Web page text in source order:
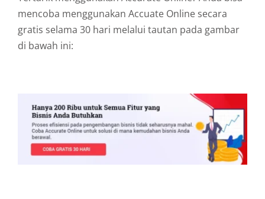
mencoba menggunakan Accuate Online secara
gratis selama 30 hari melalui tautan pada gambar
di bawah ini: